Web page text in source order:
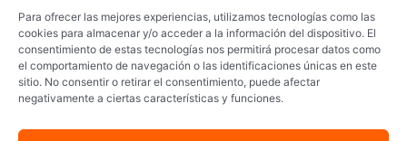
Para ofrecer las mejores experiencias, utilizamos tecnologías como las
cookies para almacenar y/o acceder a la información del dispositivo. El
consentimiento de estas tecnologías nos permitirá procesar datos como
el comportamiento de navegación o las identificaciones únicas en este
sitio. No consentir o retirar el consentimiento, puede afectar
negativamente a ciertas características y funciones.
YADEA EICMA 2022 (Milán, 8 -13 noviembre 2022)